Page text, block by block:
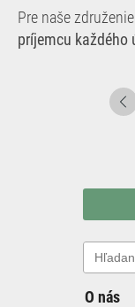
Pre naše
príjemcu každého
O nás